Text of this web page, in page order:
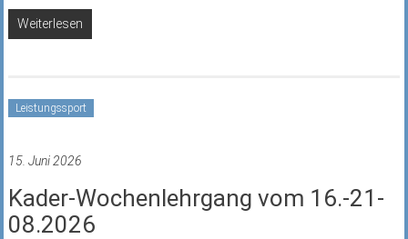
Weiterlesen
Leistungssport
15. Juni 2026
Kader-Wochenlehrgang vom 16.-21-
08.2026